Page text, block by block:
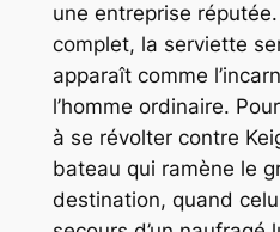
une entreprise
complet, la serviette
apparaît comme
l’homme ordinaire.
à se révolter contre
bateau qui ramène le
destination, quand